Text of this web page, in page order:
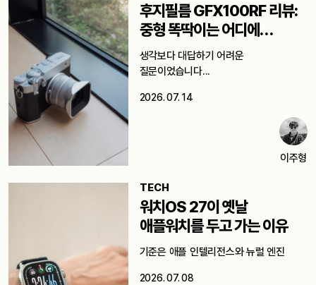
후지필름 GFX100RF 리뷰:
중형 똑딱이는 어디에
쓸까요?
생각보다 대답하기 어려운
질문이었습니다...
2026. 07. 14
이주형
TECH
워치OS 27이 옛날
애플워치를 두고 가는 이유
기준은 애플 인텔리전스와 뉴럴 엔진
2026. 07. 08